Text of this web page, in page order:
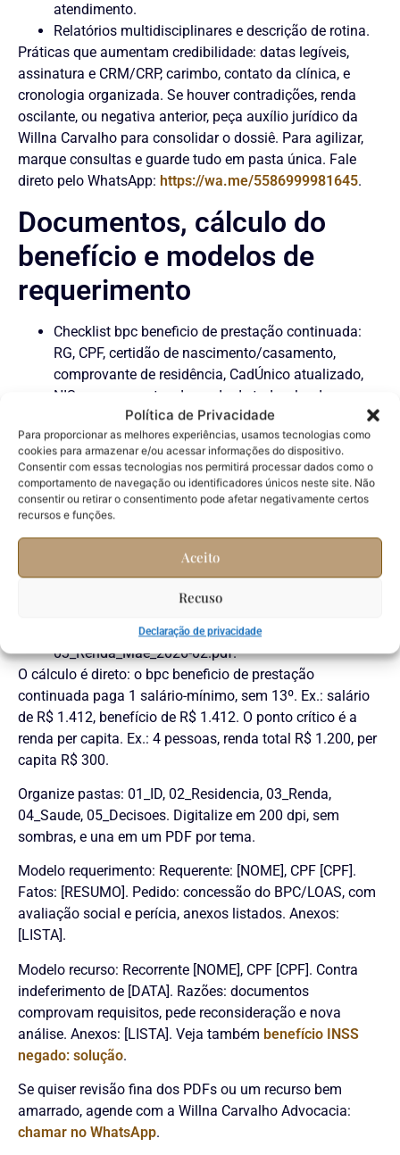
Política de Privacidade
Para proporcionar as melhores experiências, usamos tecnologias como
cookies para armazenar e/ou acessar informações do dispositivo.
Consentir com essas tecnologias nos permitirá processar dados como o
comportamento de navegação ou identificadores únicos neste site. Não
consentir ou retirar o consentimento pode afetar negativamente certos
recursos e funções.
Aceito
Recuso
Declaração de privacidade
atendimento.
Relatórios multidisciplinares e descrição de rotina.
Práticas que aumentam credibilidade: datas legíveis,
assinatura e CRM/CRP, carimbo, contato da clínica, e
cronologia organizada. Se houver contradições, renda
oscilante, ou negativa anterior, peça auxílio jurídico da
Willna Carvalho para consolidar o dossiê. Para agilizar,
marque consultas e guarde tudo em pasta única. Fale
direto pelo WhatsApp: https://wa.me/5586999981645.
Documentos, cálculo do
benefício e modelos de
requerimento
Checklist bpc beneficio de prestação continuada:
RG, CPF, certidão de nascimento/casamento,
comprovante de residência, CadÚnico atualizado,
NIS, comprovantes de renda de todos, laudos e
exames, receitas, relatórios de terapias, procuração
se houver, e prints do Meu INSS.
Via Meu INSS: anexos em PDF, legíveis. Via
agência: cópias e originais. Via judicial: tudo isso,
mais histórico de indeferimentos.
Separe RG e CPF. Se estiverem vencidos, emita
Residência: junte conta recente. Se estiver no nome
Renda: reúna por pessoa. Nomeie por mês. Ex.:
03_Renda_Mae_2026-02.pdf.
O cálculo é direto: o bpc beneficio de prestação
continuada paga 1 salário-mínimo, sem 13º. Ex.: salário
de R$ 1.412, benefício de R$ 1.412. O ponto crítico é a
renda per capita. Ex.: 4 pessoas, renda total R$ 1.200, per
capita R$ 300.
Organize pastas: 01_ID, 02_Residencia, 03_Renda,
04_Saude, 05_Decisoes. Digitalize em 200 dpi, sem
sombras, e una em um PDF por tema.
Modelo requerimento: Requerente: [NOME], CPF [CPF].
Fatos: [RESUMO]. Pedido: concessão do BPC/LOAS, com
avaliação social e perícia, anexos listados. Anexos:
[LISTA].
Modelo recurso: Recorrente [NOME], CPF [CPF]. Contra
indeferimento de [DATA]. Razões: documentos
comprovam requisitos, pede reconsideração e nova
análise. Anexos: [LISTA]. Veja também benefício INSS
negado: solução.
Se quiser revisão fina dos PDFs ou um recurso bem
amarrado, agende com a Willna Carvalho Advocacia:
chamar no WhatsApp.